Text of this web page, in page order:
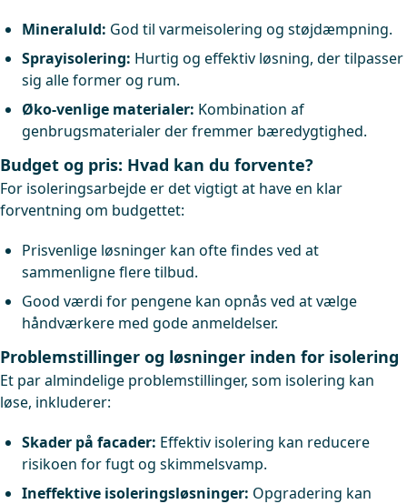
Mineraluld: God til varmeisolering og støjdæmpning.
Sprayisolering: Hurtig og effektiv løsning, der tilpasser
sig alle former og rum.
Øko-venlige materialer: Kombination af
genbrugsmaterialer der fremmer bæredygtighed.
Budget og pris: Hvad kan du forvente?
For isoleringsarbejde er det vigtigt at have en klar
forventning om budgettet:
Prisvenlige løsninger kan ofte findes ved at
sammenligne flere tilbud.
Good værdi for pengene kan opnås ved at vælge
håndværkere med gode anmeldelser.
Problemstillinger og løsninger inden for isolering
Et par almindelige problemstillinger, som isolering kan
løse, inkluderer:
Skader på facader: Effektiv isolering kan reducere
risikoen for fugt og skimmelsvamp.
Ineffektive isoleringsløsninger: Opgradering kan